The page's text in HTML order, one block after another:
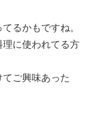
るかもですね。
に使われてる方
ご興味あった